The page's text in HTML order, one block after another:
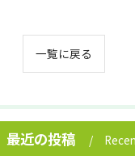
一覧に戻る
最近の投稿